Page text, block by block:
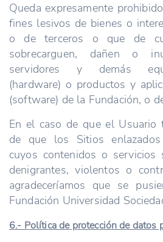
Queda expresamente
fines lesivos de bienes o
o de terceros o que de
sobrecarguen, dañen o
servidores y demás
(hardware) o productos y
(software) de la Fundación, o
En el caso de que el Usuario
de que los Sitios
cuyos contenidos o servicios
denigrantes, violentos o
agradeceríamos que se
Fundación Universidad
6.- Política de protección de datos